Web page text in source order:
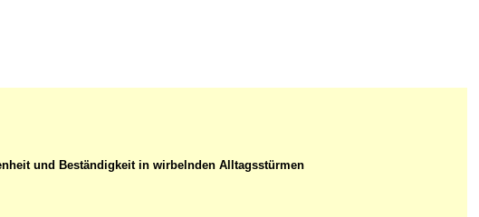
und Beständigkeit in wirbelnden Alltagsstürmen